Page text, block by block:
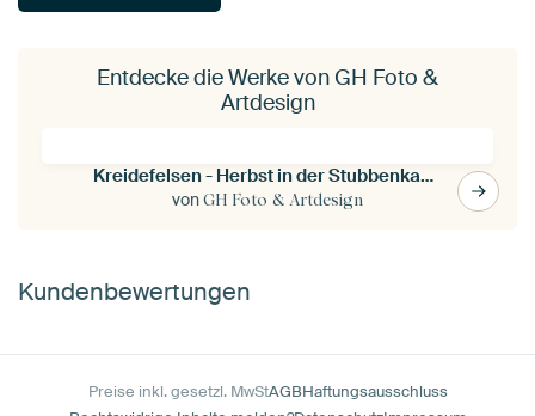
Entdecke die Werke von GH Foto &
Artdesign
Kreidefelsen - Herbst in der Stubbenkammer
vonGH Foto & Artdesign
Kundenbewertungen
Preise inkl. gesetzl. MwStAGBHaftungsausschluss